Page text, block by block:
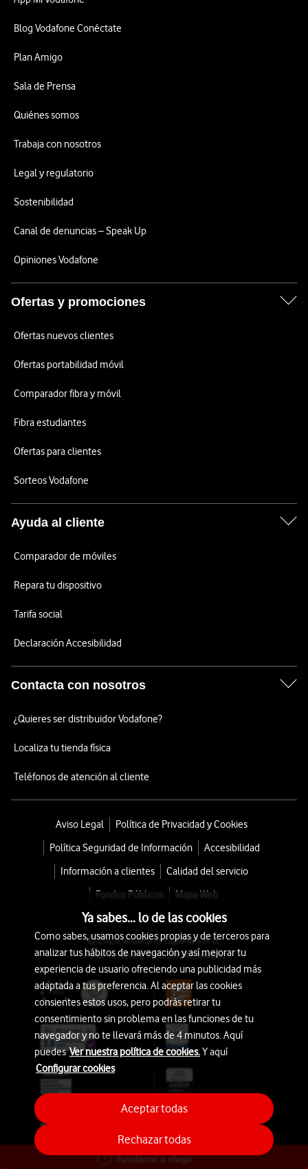
Ayúdame a elegir
Blog Vodafone Conéctate
Plan Amigo
Sala de Prensa
Quiénes somos
Trabaja con nosotros
Legal y regulatorio
Sostenibilidad
Canal de denuncias – Speak Up
Opiniones Vodafone
Ofertas y promociones
Ofertas nuevos clientes
Ofertas portabilidad móvil
Comparador fibra y móvil
Fibra estudiantes
Ofertas para clientes
Sorteos Vodafone
Ayuda al cliente
Comparador de móviles
Repara tu dispositivo
Tarifa social
Declaración Accesibilidad
Contacta con nosotros
¿Quieres ser distribuidor Vodafone?
Localiza tu tienda física
Teléfonos de atención al cliente
Aviso Legal
Política de Privacidad y Cookies
Política Seguridad de Información
Accesibilidad
Información a clientes
Calidad del servicio
Fondos Públicos
Mapa Web
© 2026 Vodafone España S.A.U.
Avda. América 115, 28042 Madrid
Ya sabes... lo de las cookies
Como sabes, usamos cookies propias y de terceros para
analizar tus hábitos de navegación y así mejorar tu
experiencia de usuario ofreciendo una publicidad más
adaptada a tus preferencia. Al aceptar las cookies
consientes estos usos, pero podrás retirar tu
consentimiento sin problema en las funciones de tu
navegador y no te llevará más de 4 minutos. Aquí
puedesVer nuestra política de cookies.Y aquí
Configurar cookies
Rechazar todas
Aceptar todas